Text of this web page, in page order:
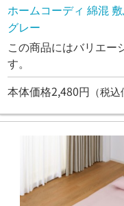
ホームコーディ 綿混
グレー
この商品にはバリエー
す。
本体価格2,480円 （税